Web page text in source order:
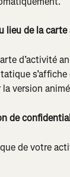
lieu de la carte
d’activité
version
de
de votre